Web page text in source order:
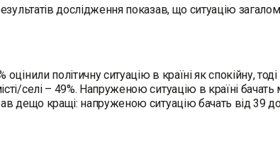
дослідження показав, що ситуацію
оцінили політичну ситуацію в країні як спокійну,
селі – 49%. Напруженою ситуацію в країні
дещо кращі: напруженою ситуацію бачать від 39